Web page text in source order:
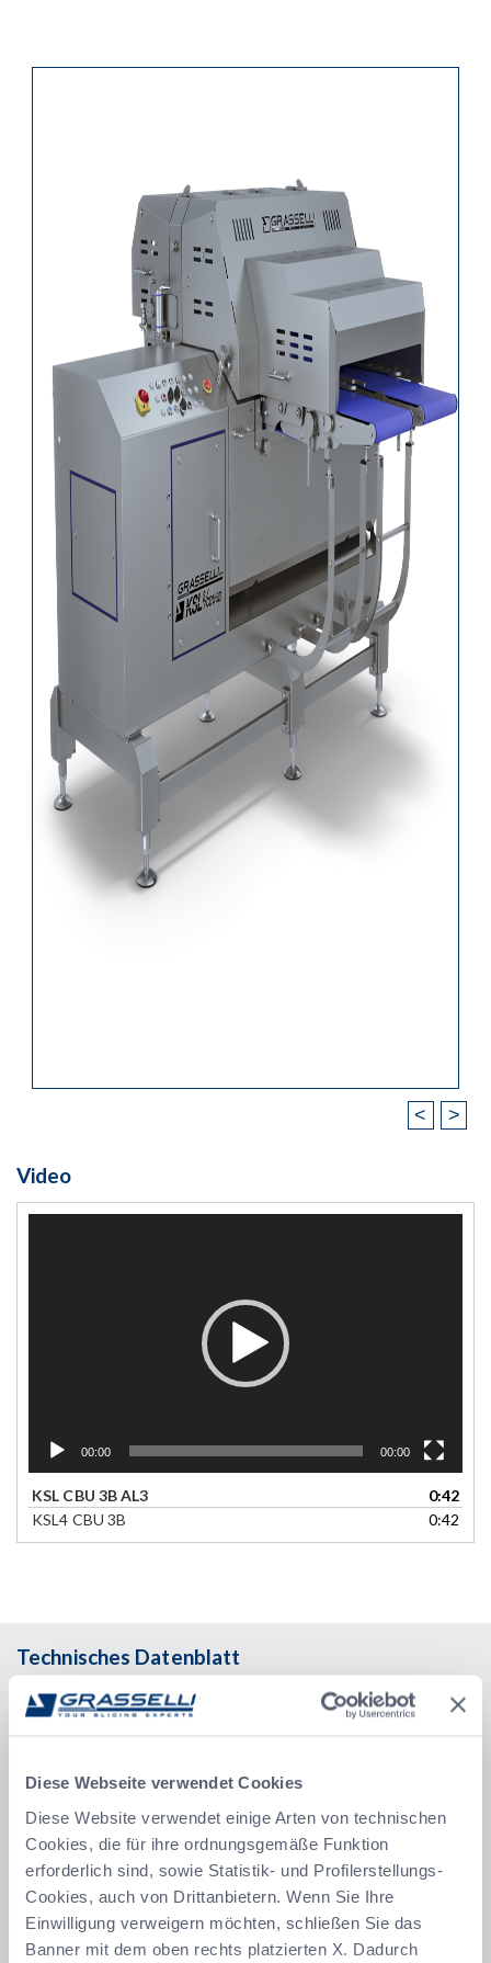
Diese Webseite verwendet Cookies
Diese Website verwendet einige Arten von technischen
Cookies, die für ihre ordnungsgemäße Funktion
erforderlich sind, sowie Statistik- und Profilerstellungs-
Cookies, auch von Drittanbietern. Wenn Sie Ihre
Einwilligung verweigern möchten, schließen Sie das
Banner mit dem oben rechts platzierten X. Dadurch
< >
Video
00:00 00:00
KSL CBU 3B AL3
0:42
KSL4 CBU 3B
0:42
Technisches Datenblatt
Leicht einstellbar für optimale Leistung:
Die Schneideparameter
können leicht nachjustiert werden, um auch bei besonders
werden.
Optimierter nachgelagerter Prozess:Durch die Kombination
mit dem zusät­zlichen AL3-Verteiler-Band können die Scheiben von
dem unteren Auslaufband und dem Zwischenband auf gleicher
Höhe und in gleicher Richtung in die nachgelagerte Linie abgeführt
werden.
Einfache Reinigung ohne Werkzeug:Modernes Design mit